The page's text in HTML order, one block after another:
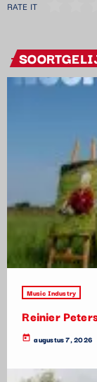
RATE IT
Music Industry
Reinier
today augustus 7, 2026